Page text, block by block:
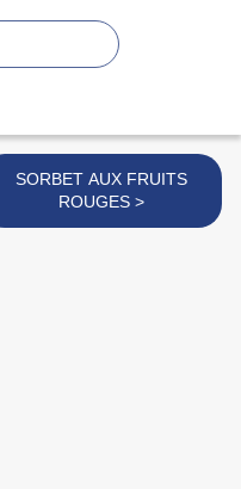
SORBET AUX FRUITS
ROUGES >